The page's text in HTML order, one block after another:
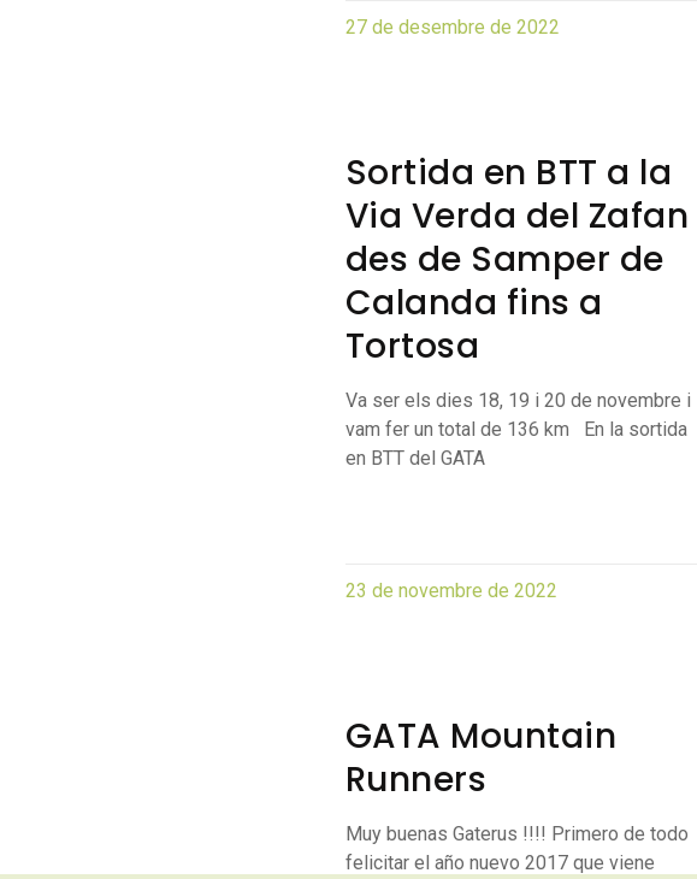
27 de desembre de 2022
Sortida en BTT a la
Via Verda del Zafan
des de Samper de
Calanda fins a
Tortosa
Va ser els dies 18, 19 i 20 de novembre i
vam fer un total de 136 km En la sortida
en BTT del GATA
23 de novembre de 2022
GATA Mountain
Runners
Muy buenas Gaterus !!!! Primero de todo
felicitar el año nuevo 2017 que viene